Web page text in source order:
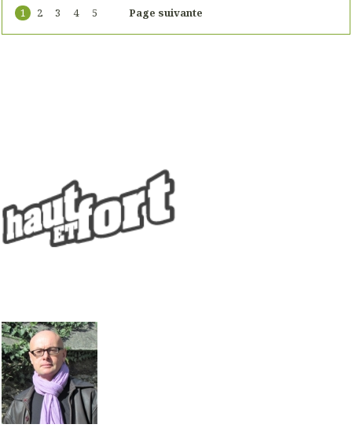
1 2 3 4 5 Page suivante